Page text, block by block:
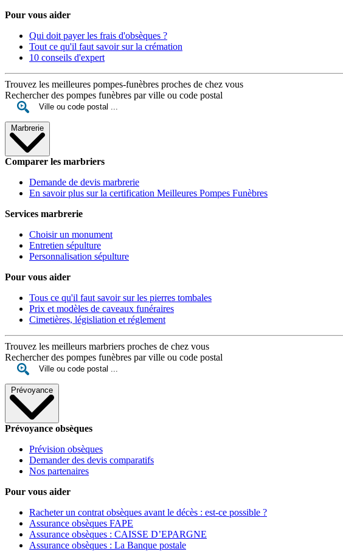
Pour vous aider
Qui doit payer les frais d'obsèques ?
Tout ce qu'il faut savoir sur la crémation
10 conseils d'expert
Trouvez les meilleures pompes-funèbres proches de chez vous
Rechercher des pompes funèbres par ville ou code postal
Marbrerie
Comparer les marbriers
Demande de devis marbrerie
En savoir plus sur la certification Meilleures Pompes Funèbres
Services marbrerie
Choisir un monument
Entretien sépulture
Personnalisation sépulture
Pour vous aider
Tous ce qu'il faut savoir sur les pierres tombales
Prix et modèles de caveaux funéraires
Cimetières, législiation et réglement
Trouvez les meilleurs marbriers proches de chez vous
Rechercher des pompes funèbres par ville ou code postal
Prévoyance
Prévoyance obsèques
Prévision obsèques
Demander des devis comparatifs
Nos partenaires
Pour vous aider
Racheter un contrat obsèques avant le décès : est-ce possible ?
Assurance obsèques FAPE
Assurance obsèques : CAISSE D’EPARGNE
Assurance obsèques : La Banque postale